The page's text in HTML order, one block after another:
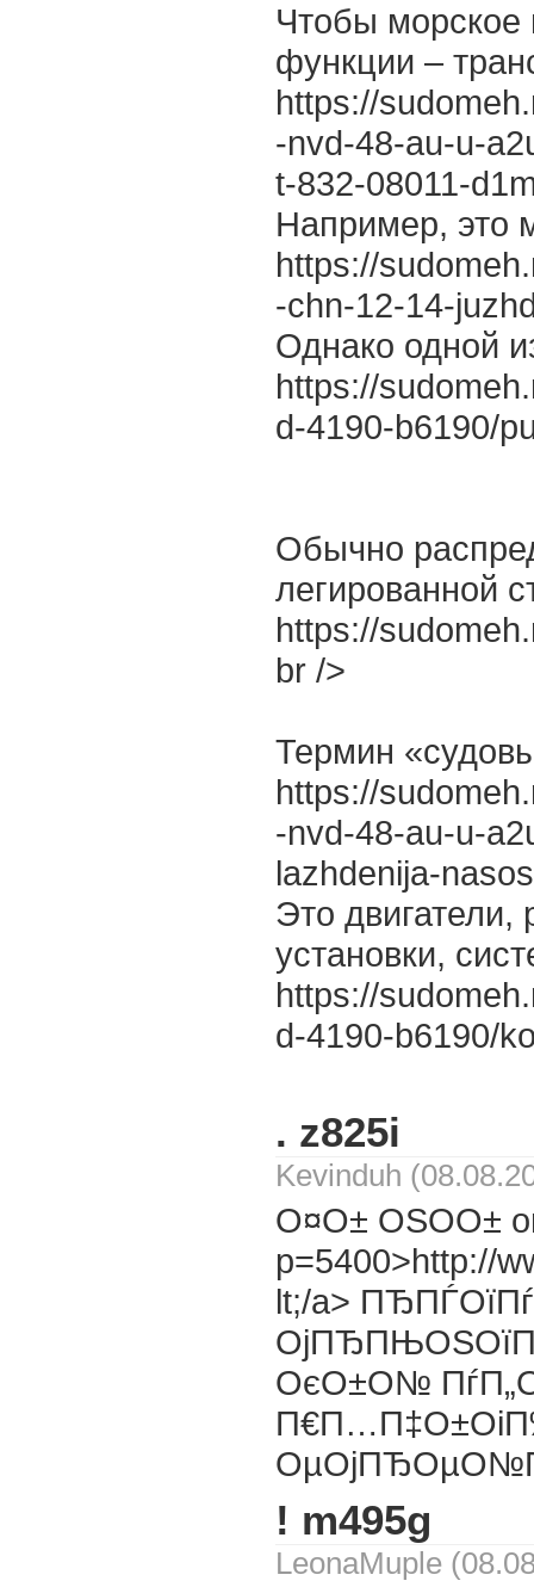
Чтобы морское
функции –
https://
-nvd-48-au-u-
t-832-08011-
Например, это
https://
-chn-12-14-
Однако одной
https://
d-4190-b6190/
Обычно
легированной
https://
br />
Термин
https://
-nvd-48-au-u-
lazhdenija-
Это
установки,
https://
d-4190-b6190/
. z825i
Kevinduh
О¤О± ОЅО­О±
p=5400>http://
lt;/a>
ОєО±О№
! m495g
LeonaMuple